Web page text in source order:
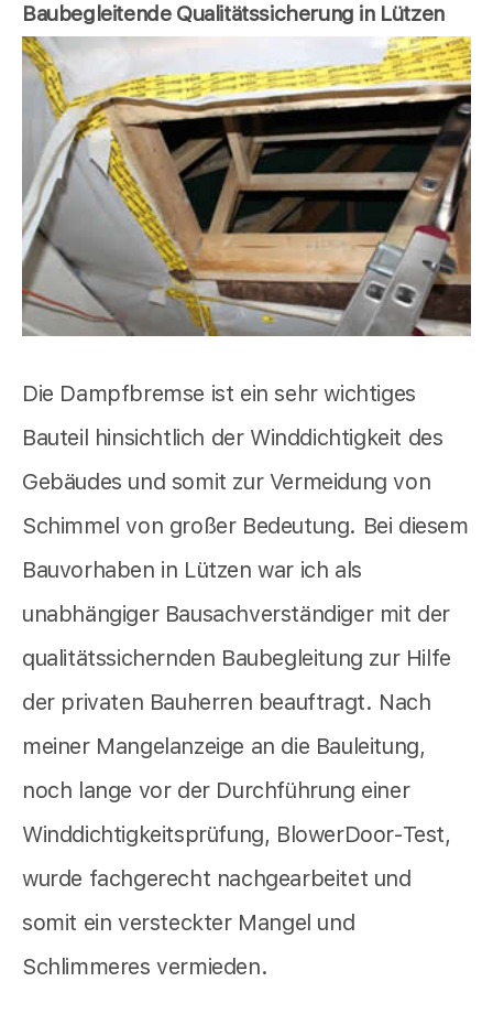
Baubegleitende Qualitätssicherung in Lützen
Die Dampfbremse ist ein sehr wichtiges
Bauteil hinsichtlich der Winddichtigkeit des
Gebäudes und somit zur Vermeidung von
Schimmel von großer Bedeutung. Bei diesem
Bauvorhaben in Lützen war ich als
unabhängiger Bausachverständiger mit der
qualitätssichernden Baubegleitung zur Hilfe
der privaten Bauherren beauftragt. Nach
meiner Mangelanzeige an die Bauleitung,
noch lange vor der Durchführung einer
Winddichtigkeitsprüfung, BlowerDoor-Test,
wurde fachgerecht nachgearbeitet und
somit ein versteckter Mangel und
Schlimmeres vermieden.